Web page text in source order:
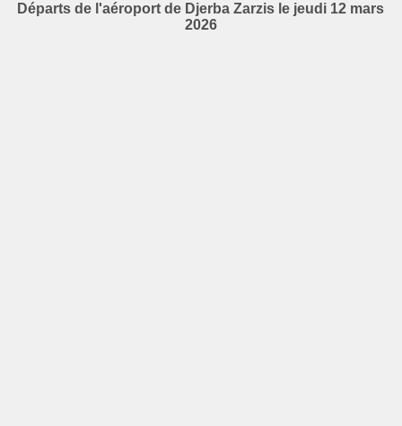
Départs de l'aéroport de Djerba Zarzis le jeudi 12 mars
2026